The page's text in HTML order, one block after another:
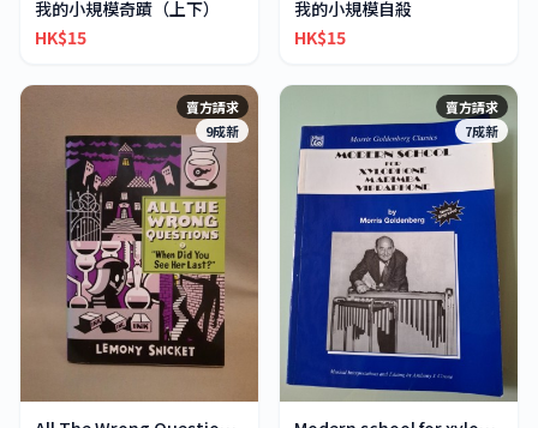
我的小規模奇蹟（上下）
HK$15
我的小規模自殺
HK$15
賣方請求
9成新
賣方請求
7成新